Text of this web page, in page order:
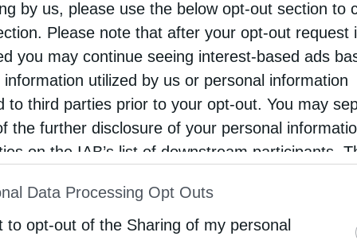
by us, please use the below opt-out section to
Please note that after your opt-out request
you may continue seeing interest-based ads
information utilized by us or personal information
to third parties prior to your opt-out. You may
the further disclosure of your personal
on the IAB’s list of downstream participants.
of Downstream Participantsthat may further
parties.
Data Processing Opt Outs
to opt-out of the Sharing of my personal
επενδύσεις σε μονάδες CAM φτάνουν
στη μαζική παραγωγή αποδεικνύεται
να μοιραστεί το εγχείρημα με την κινεζική
του επενδυτικού ρίσκου.
θεωρείται το λιγότερο προβληματικό
κυμαίνεται μεταξύ 50 και 100 εκατ. ευρώ, η